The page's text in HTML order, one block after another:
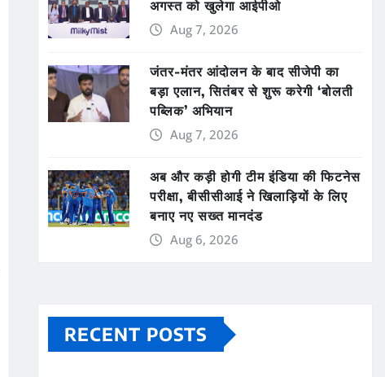
अगस्त को खुलेगा आईपीओ
Aug 7, 2026
जंतर-मंतर आंदोलन के बाद सीजेपी का
बड़ा एलान, सितंबर से शुरू करेगी ‘बोलती
पब्लिक’ अभियान
Aug 7, 2026
अब और कड़ी होगी टीम इंडिया की फिटनेस
परीक्षा, बीसीसीआई ने खिलाड़ियों के लिए
बनाए नए सख्त मानदंड
Aug 6, 2026
RECENT POSTS